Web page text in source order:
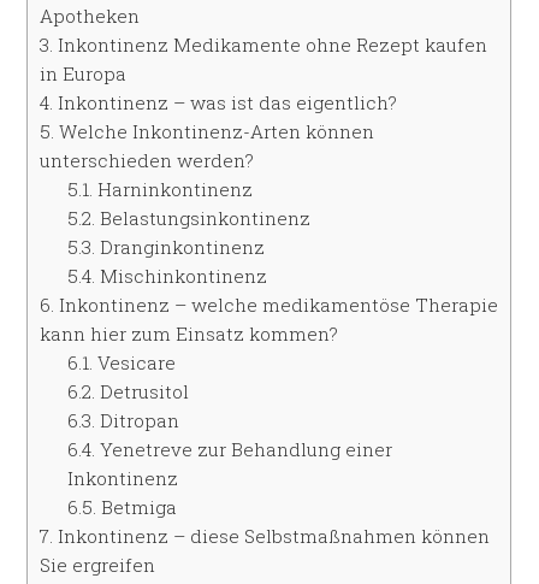
Apotheken
3. Inkontinenz Medikamente ohne Rezept kaufen
in Europa
4. Inkontinenz – was ist das eigentlich?
5. Welche Inkontinenz-Arten können
unterschieden werden?
5.1. Harninkontinenz
5.2. Belastungsinkontinenz
5.3. Dranginkontinenz
5.4. Mischinkontinenz
6. Inkontinenz – welche medikamentöse Therapie
kann hier zum Einsatz kommen?
6.1. Vesicare
6.2. Detrusitol
6.3. Ditropan
6.4. Yenetreve zur Behandlung einer
Inkontinenz
6.5. Betmiga
7. Inkontinenz – diese Selbstmaßnahmen können
Sie ergreifen